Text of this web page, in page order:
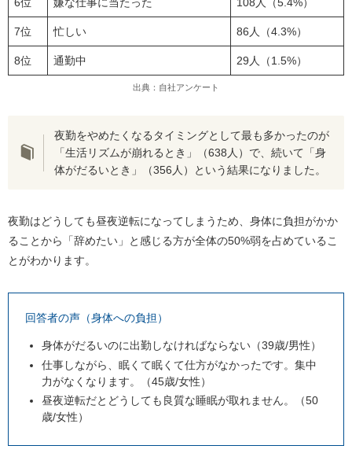
すめ
まとめ
7位 忙しい 86人（4.3%）
8位 通勤中 29人（1.5%）
出典：自社アンケート
夜勤をやめたくなるタイミングとして最も多かったのが
「生活リズムが崩れるとき」（638人）で、続いて「身
体がだるいとき」（356人）という結果になりました。
夜勤はどうしても昼夜逆転になってしまうため、身体に負担がかか
ることから「辞めたい」と感じる方が全体の50%弱を占めているこ
とがわかります。
回答者の声（身体への負担）
身体がだるいのに出勤しなければならない（39歳/男性）
仕事しながら、眠くて眠くて仕方がなかったです。集中
力がなくなります。（45歳/女性）
昼夜逆転だとどうしても良質な睡眠が取れません。（50
歳/女性）